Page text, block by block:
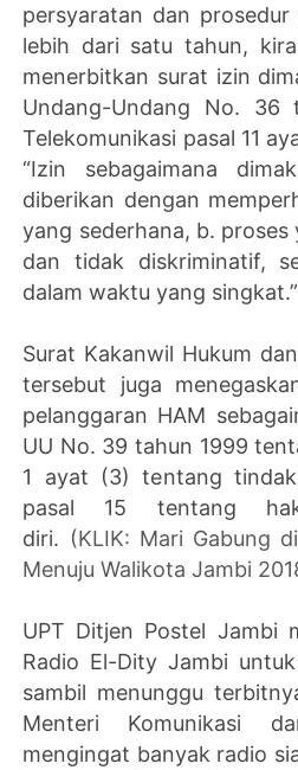
persyaratan dan
lebih dari satu tahun,
menerbitkan surat izin
Undang-Undang No. 36
Telekomunikasi pasal 11
“Izin sebagaimana
diberikan dengan
yang sederhana, b.
dan tidak diskriminatif,
dalam waktu yang singkat.”
Surat Kakanwil Hukum
tersebut juga
pelanggaran HAM
UU No. 39 tahun 1999
1 ayat (3) tentang
pasal 15 tentang hak
diri. (KLIK: Mari Gabung
Menuju Walikota Jambi
UPT Ditjen Postel Jambi
Radio El-Dity Jambi
sambil menunggu
Menteri Komunikasi
mengingat banyak radio